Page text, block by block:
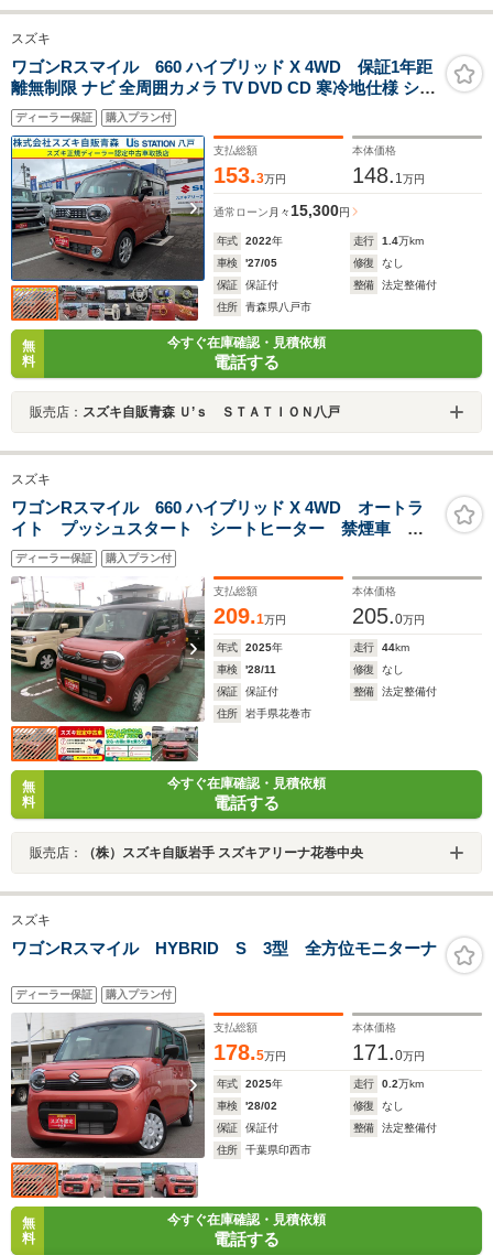
スズキ
ワゴンRスマイル 660 ハイブリッド X 4WD 保証1年距
離無制限 ナビ 全周囲カメラ TV DVD CD 寒冷地仕様 シー
トヒーター 衝突被害軽減ブレーキ 障害物センサー
ディーラー保証 購入プラン付
支払総額
153.3万円
本体価格
148. 1万円
通常ローン 月々15,300円
年式 2022年 走行 1.4万km
車検
'27/05 修復
なし
保証
保証付 整備
法定整備付
住所
青森県八戸市
無
料
今すぐ在庫確認・見積依頼
電話する
販売店： スズキ自販青森 Ｕ’ｓ ＳＴＡＴＩＯＮ八戸
スズキ
ワゴンRスマイル 660 ハイブリッド X 4WD オートラ
イト プッシュスタート シートヒーター 禁煙車 ス
ズキセーフティーサポート ワンオーナー 4WD アイ
ドリングストップ 横滑り防止機能 盗難防止システム
ディーラー保証 購入プラン付
支払総額
209.1万円
本体価格
205.0万円
年式 2025年 走行 44km
車検
'28/11 修復
なし
保証
保証付 整備
法定整備付
住所
岩手県花巻市
無
料
今すぐ在庫確認・見積依頼
電話する
販売店： （株）スズキ自販岩手 スズキアリーナ花巻中央
スズキ
ワゴンRスマイル HYBRID S 3型 全方位モニターナ
ディーラー保証 購入プラン付
支払総額
178.5万円
本体価格
171.0万円
年式 2025年 走行 0.2万km
車検
'28/02 修復
なし
保証
保証付 整備
法定整備付
住所
千葉県印西市
無
料
今すぐ在庫確認・見積依頼
電話する